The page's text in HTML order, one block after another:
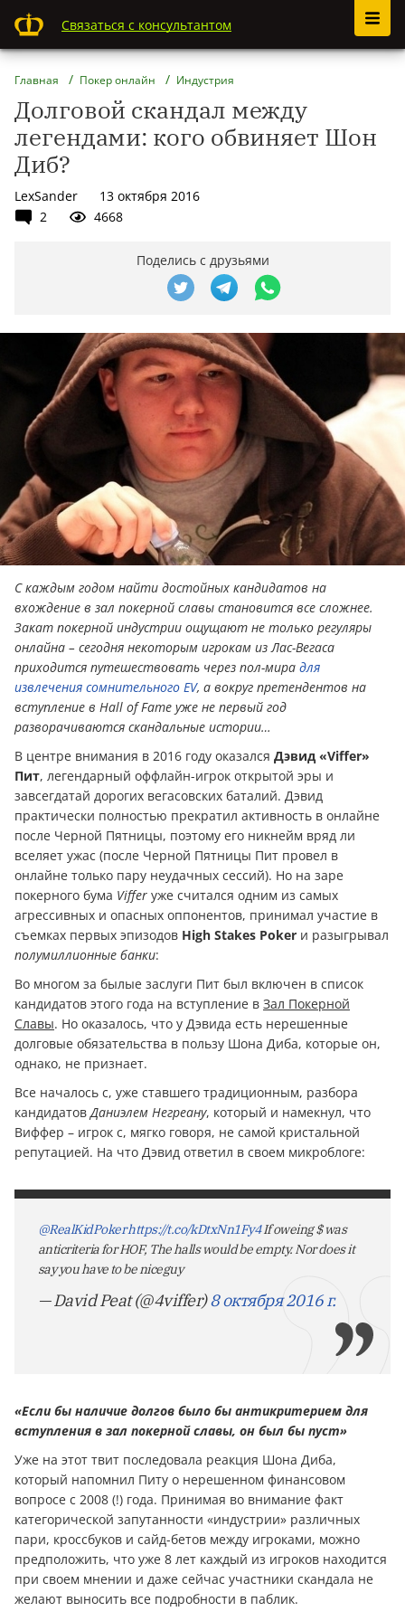
Связаться с консультантом
Главная Покер онлайн Индустрия
Долговой скандал между
легендами: кого обвиняет Шон
Диб?
LexSander
13 октября 2016
2
4668
Поделись с друзьями
С каждым годом найти достойных кандидатов на
вхождение в зал покерной славы становится все сложнее.
Закат покерной индустрии ощущают не только регуляры
онлайна – сегодня некоторым игрокам из Лас-Вегаса
приходится путешествовать через пол-мира для
извлечения сомнительного EV, а вокруг претендентов на
вступление в Hall of Fame уже не первый год
разворачиваются скандальные истории…
В центре внимания в 2016 году оказался Дэвид «Viffer»
Пит, легендарный оффлайн-игрок открытой эры и
завсегдатай дорогих вегасовских баталий. Дэвид
практически полностью прекратил активность в онлайне
после Черной Пятницы, поэтому его никнейм вряд ли
вселяет ужас (после Черной Пятницы Пит провел в
онлайне только пару неудачных сессий). Но на заре
покерного бума Viffer уже считался одним из самых
агрессивных и опасных оппонентов, принимал участие в
съемках первых эпизодов High Stakes Poker и разыгрывал
полумиллионные банки:
Во многом за былые заслуги Пит был включен в список
кандидатов этого года на вступление в Зал Покерной
Славы. Но оказалось, что у Дэвида есть нерешенные
долговые обязательства в пользу Шона Диба, которые он,
однако, не признает.
Все началось с, уже ставшего традиционным, разбора
кандидатов Даниэлем Негреану, который и намекнул, что
Виффер – игрок с, мягко говоря, не самой кристальной
репутацией. На что Дэвид ответил в своем микроблоге:
@RealKidPokerhttps://t.co/kDtxNn1Fy4If oweing $ was
anticriteria for HOF, The halls would be empty. Nor does it
say you have to be niceguy
— David Peat (@4viffer)8 октября 2016 г.
«Если бы наличие долгов было бы антикритерием для
вступления в зал покерной славы, он был бы пуст»
Уже на этот твит последовала реакция Шона Диба,
который напомнил Питу о нерешенном финансовом
вопросе с 2008 (!) года. Принимая во внимание факт
категорической запутанности «индустрии» различных
пари, кроссбуков и сайд-бетов между игроками, можно
предположить, что уже 8 лет каждый из игроков находится
при своем мнении и даже сейчас участники скандала не
желают выносить все подробности в паблик.